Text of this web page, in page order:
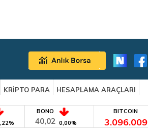
KRİPTO PARA
HESAPLAMA ARAÇLARI
BONO
40,02 0,00%
BITCOIN
3.096.009